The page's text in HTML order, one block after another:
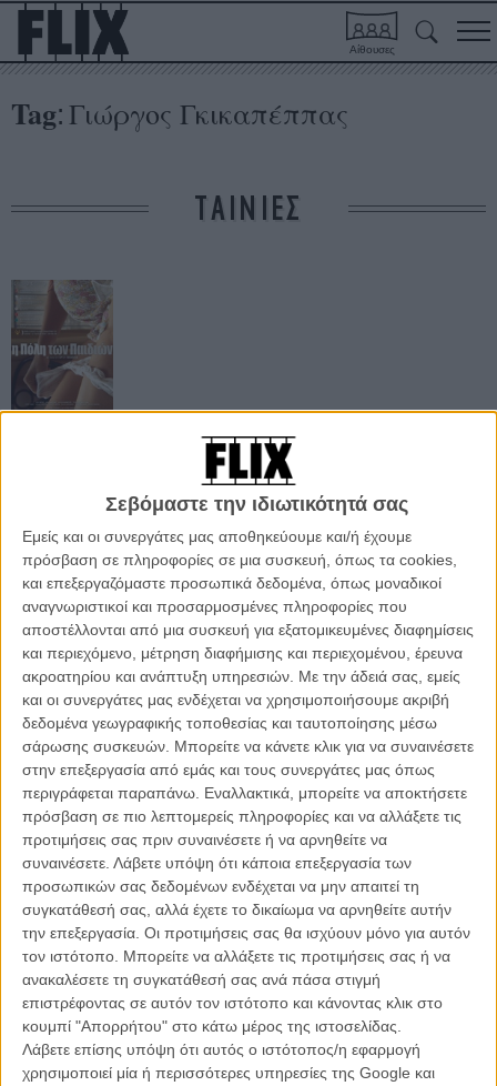
Σεβόμαστε την ιδιωτικότητά σας
Εμείς και οι συνεργάτες μας αποθηκεύουμε και/ή έχουμε
πρόσβαση σε πληροφορίες σε μια συσκευή, όπως τα cookies,
και επεξεργαζόμαστε προσωπικά δεδομένα, όπως μοναδικοί
αναγνωριστικοί και προσαρμοσμένες πληροφορίες που
αποστέλλονται από μια συσκευή για εξατομικευμένες διαφημίσεις
και περιεχόμενο, μέτρηση διαφήμισης και περιεχομένου, έρευνα
ακροατηρίου και ανάπτυξη υπηρεσιών. Με την άδειά σας, εμείς
και οι συνεργάτες μας ενδέχεται να χρησιμοποιήσουμε ακριβή
δεδομένα γεωγραφικής τοποθεσίας και ταυτοποίησης μέσω
σάρωσης συσκευών. Μπορείτε να κάνετε κλικ για να συναινέσετε
στην επεξεργασία από εμάς και τους συνεργάτες μας όπως
περιγράφεται παραπάνω. Εναλλακτικά, μπορείτε να αποκτήσετε
πρόσβαση σε πιο λεπτομερείς πληροφορίες και να αλλάξετε τις
προτιμήσεις σας πριν συναινέσετε ή να αρνηθείτε να
συναινέσετε. Λάβετε υπόψη ότι κάποια επεξεργασία των
προσωπικών σας δεδομένων ενδέχεται να μην απαιτεί τη
συγκατάθεσή σας, αλλά έχετε το δικαίωμα να αρνηθείτε αυτήν
την επεξεργασία. Οι προτιμήσεις σας θα ισχύουν μόνο για αυτόν
τον ιστότοπο. Μπορείτε να αλλάξετε τις προτιμήσεις σας ή να
ανακαλέσετε τη συγκατάθεσή σας ανά πάσα στιγμή
επιστρέφοντας σε αυτόν τον ιστότοπο και κάνοντας κλικ στο
κουμπί "Απορρήτου" στο κάτω μέρος της ιστοσελίδας.
Λάβετε επίσης υπόψη ότι αυτός ο ιστότοπος/η εφαρμογή
χρησιμοποιεί μία ή περισσότερες υπηρεσίες της Google και
Αίθουσες
Tag: Γιώργος Γκικαπέππας
ΤΑΙΝΙΕΣ
ΑΡΘΡΑ
«Η Πόλη των Παιδιών» ανοίγει τις πόρτες της
ΘΕΜΑΤΑ /06 ΝΟΕ 2011/ Λήδα Γαλανού
Βραβεία Ελληνικής Ακαδημίας Κινηματογράφου 2012 /
Οι Υποψήφιοι: Γιώργος Αλαχούζος
ΘΕΜΑΤΑ /01 ΜΑΙ 2012/ Flix Team
«H Πόλη των Παιδιών» στο Επίσημο Διαγωνιστικό του
Φεστιβάλ Μόσχας
ΝΕΑ /07 ΙΟΥΝ 2012 / Πόλυ Λυκούργου
Το ελληνικό σινεμά πάει... Μόσχα!
ΝΕΑ /25 ΙΟΥΝ 2012 / Μανώλης Κρανάκης
O Γιώργος Γκικαπέππας μας ξεναγεί στην «Πόλη των
Παιδιών»
ΘΕΜΑΤΑ / 01 ΝΟΕ 2012
Το ελληνικό σινεμά πάει... Κάιρο!